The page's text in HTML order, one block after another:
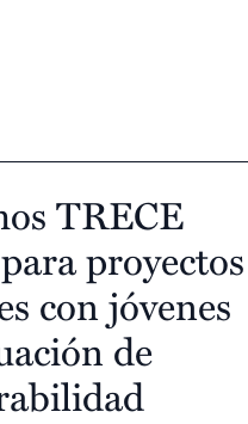
TRECE
proyectos
con jóvenes
de